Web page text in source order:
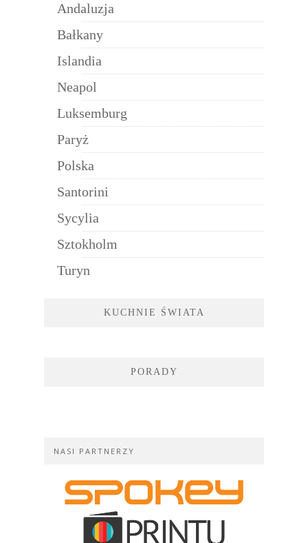
Andaluzja
Bałkany
Islandia
Neapol
Luksemburg
Paryż
Polska
Santorini
Sycylia
Sztokholm
Turyn
KUCHNIE ŚWIATA
PORADY
NASI PARTNERZY